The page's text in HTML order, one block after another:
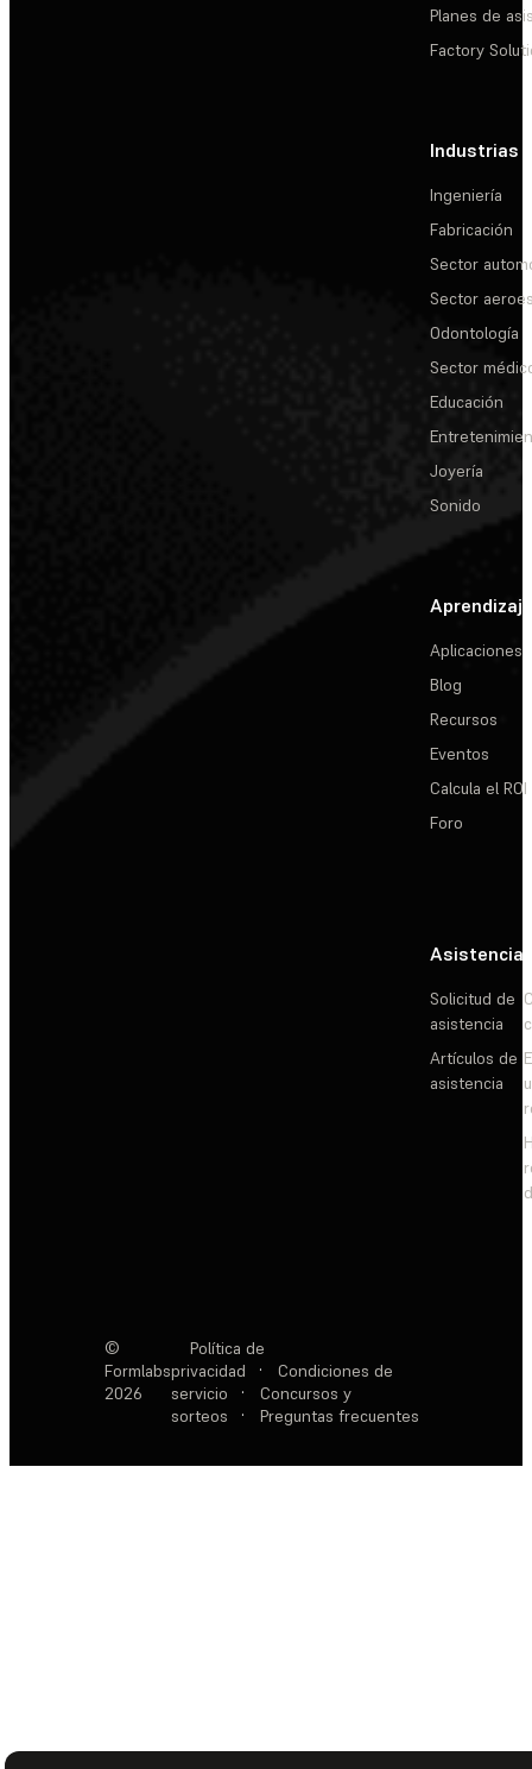
Planes de
Factory
Industrias
Ingeniería
Fabricación
Sector
Sector
Odontología
Sector
Educación
Joyería
Sonido
Aprendizaje
Aplicaciones
Blog
Recursos
Eventos
Calcula el ROI
Foro
Asistencia
Solicitud de
asistencia
Artículos de
asistencia
©
Formlabs
2026
Política de
privacidad
·
Condiciones de
servicio
·
Concursos y
sorteos
· Preguntas frecuentes